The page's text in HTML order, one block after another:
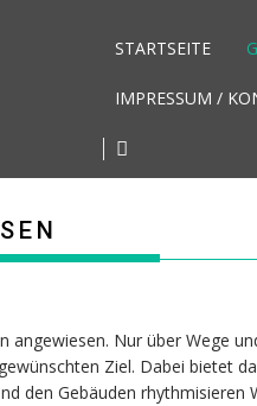
STARTSEITE
IMPRESSUM /
angewiesen. Nur über Wege
Ziel. Dabei bietet
den Gebäuden